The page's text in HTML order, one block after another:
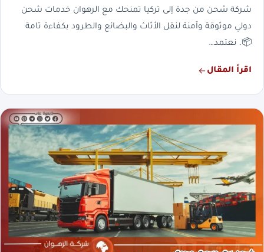
شركة شحن من جدة إلى تركيا تمنحك مع الرهوان خدمات شحن
دولي موثوقة وآمنة لنقل الأثاث والبضائع والطرود بكفاءة تامة
📦. نعتمد…
اقرأ المقال